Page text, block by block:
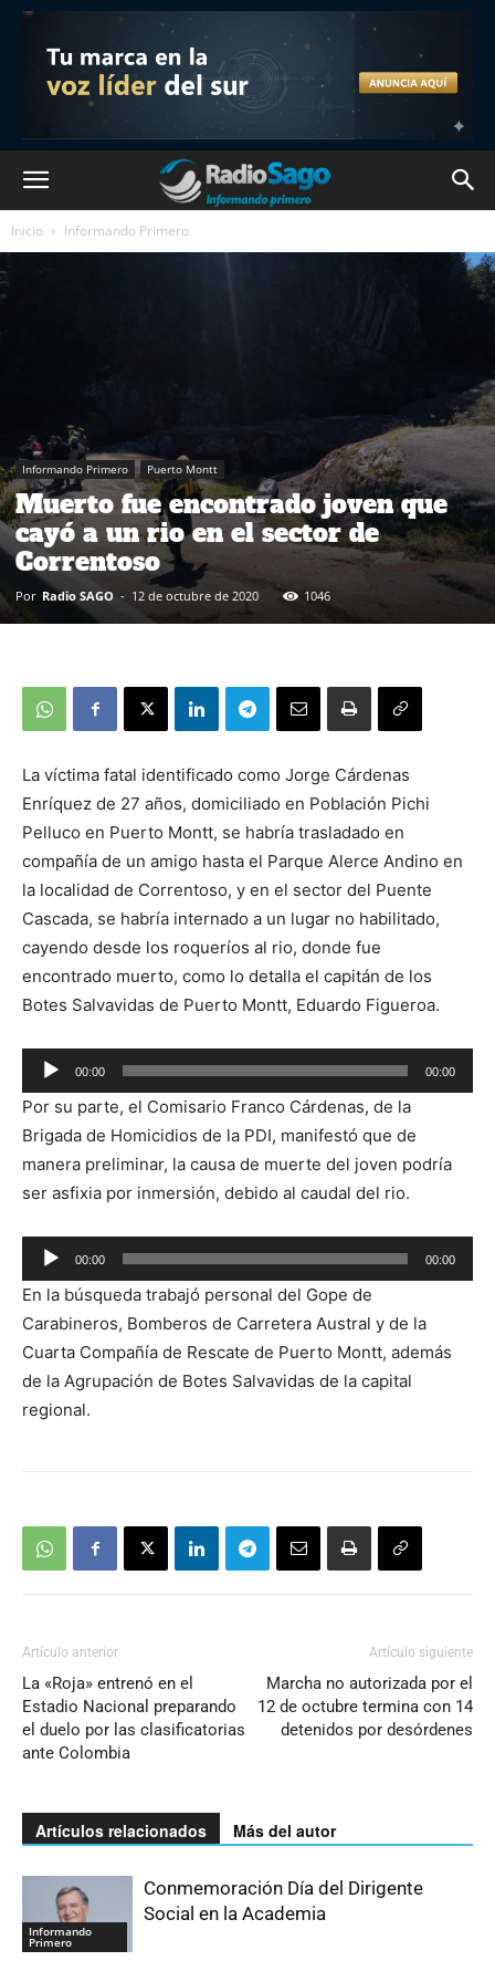
Inicio Informando Primero
Informando Primero Puerto Montt
Muerto fue encontrado joven que
cayó a un rio en el sector de
Correntoso
Por Radio SAGO - 12 de octubre de 2020 1046
La víctima fatal identificado como Jorge Cárdenas
Enríquez de 27 años, domiciliado en Población Pichi
Pelluco en Puerto Montt, se habría trasladado en
compañía de un amigo hasta el Parque Alerce Andino en
la localidad de Correntoso, y en el sector del Puente
Cascada, se habría internado a un lugar no habilitado,
cayendo desde los roqueríos al rio, donde fue
encontrado muerto, como lo detalla el capitán de los
Botes Salvavidas de Puerto Montt, Eduardo Figueroa.
Reproductor
de
audio
00:00 00:00
Por su parte, el Comisario Franco Cárdenas, de la
Brigada de Homicidios de la PDI, manifestó que de
manera preliminar, la causa de muerte del joven podría
ser asfixia por inmersión, debido al caudal del rio.
Reproductor
de
audio
00:00 00:00
En la búsqueda trabajó personal del Gope de
Carabineros, Bomberos de Carretera Austral y de la
Cuarta Compañía de Rescate de Puerto Montt, además
de la Agrupación de Botes Salvavidas de la capital
regional.
Artículo anterior
La «Roja» entrenó en el
Estadio Nacional preparando
el duelo por las clasificatorias
ante Colombia
Artículo siguiente
Marcha no autorizada por el
12 de octubre termina con 14
detenidos por desórdenes
Artículos relacionados Más del autor
Informando
Primero
Conmemoración Día del Dirigente
Social en la Academia